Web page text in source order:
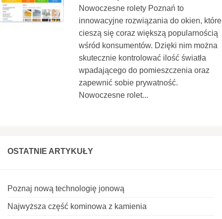
Nowoczesne rolety Poznań to
innowacyjne rozwiązania do okien, które
cieszą się coraz większą popularnością
wśród konsumentów. Dzięki nim można
skutecznie kontrolować ilość światła
wpadającego do pomieszczenia oraz
zapewnić sobie prywatność.
Nowoczesne rolet...
OSTATNIE ARTYKUŁY
Poznaj nową technologię jonową
Najwyższa część kominowa z kamienia